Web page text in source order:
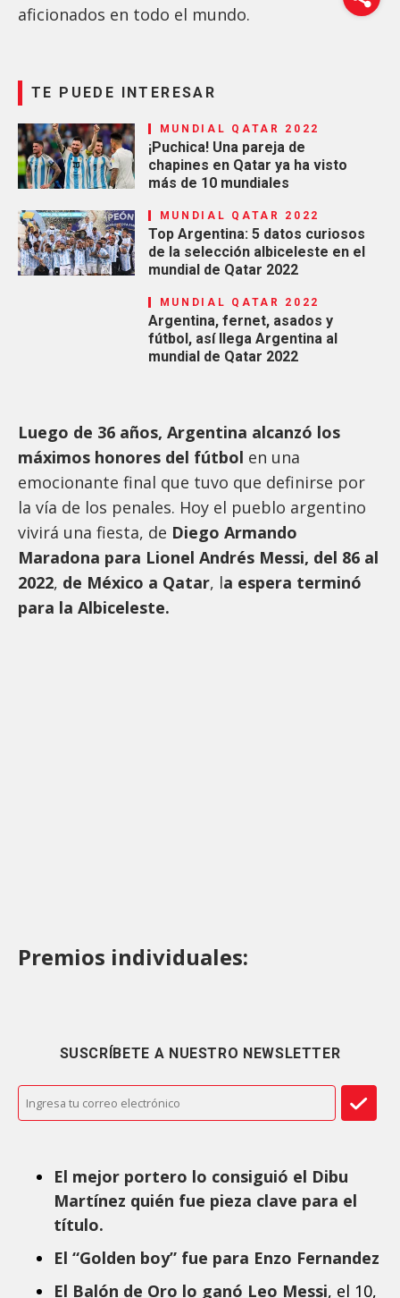
aficionados en todo el mundo.
TE PUEDE INTERESAR
MUNDIAL QATAR 2022
¡Puchica! Una pareja de
chapines en Qatar ya ha visto
más de 10 mundiales
MUNDIAL QATAR 2022
Top Argentina: 5 datos curiosos
de la selección albiceleste en el
mundial de Qatar 2022
MUNDIAL QATAR 2022
Argentina, fernet, asados y
fútbol, así llega Argentina al
mundial de Qatar 2022
Luego de 36 años, Argentina alcanzó los
máximos honores del fútbol en una
emocionante final que tuvo que definirse por
la vía de los penales. Hoy el pueblo argentino
vivirá una fiesta, de Diego Armando
Maradona para Lionel Andrés Messi, del 86 al
2022, de México a Qatar, la espera terminó
para la Albiceleste.
Premios individuales:
SUSCRÍBETE A NUESTRO NEWSLETTER
El mejor portero lo consiguió el Dibu
Martínez quién fue pieza clave para el
título.
El “Golden boy” fue para Enzo Fernandez
El Balón de Oro lo ganó Leo Messi, el 10,